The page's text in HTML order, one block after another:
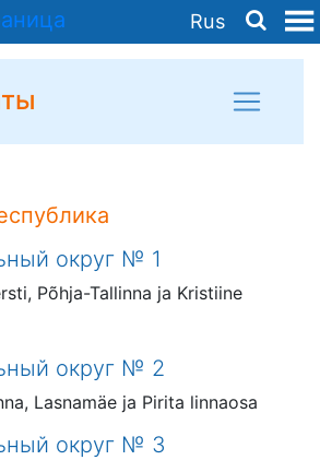
Rus
округ № 1
Põhja-Tallinna ja Kristiine
округ № 2
Lasnamäe ja Pirita linnaosa
округ № 3